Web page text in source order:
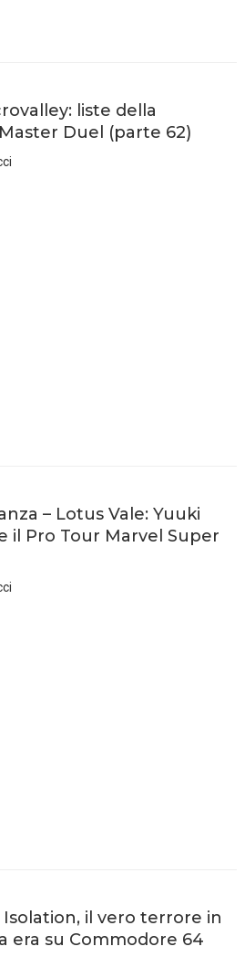
liste della
Duel (parte 62)
– Lotus Vale: Yuuki
il Pro Tour Marvel Super
Isolation, il vero terrore in
era su Commodore 64